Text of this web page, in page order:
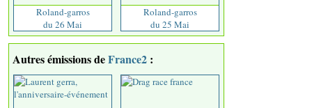
Roland-garros
du 26 Mai
Roland-garros
du 25 Mai
Autres émissions deFrance2 :